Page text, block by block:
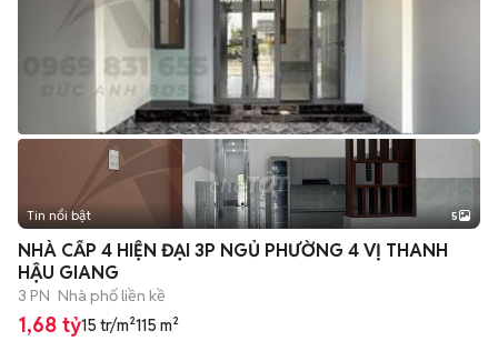
Tin nổi bật 5
NHÀ CẤP 4 HIỆN ĐẠI 3P NGỦ PHƯỜNG 4 VỊ THANH
HẬU GIANG
3 PN Nhà phố liền kề
1,68 tỷ15 tr/m²115 m²